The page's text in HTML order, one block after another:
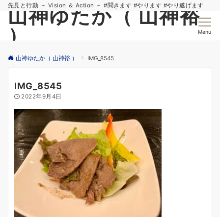
先見と行動 － Vision ＆ Action － #聞きます #やります #やり遂げます
山神ゆたか（ 山神裕
）
Menu
山神ゆたか（ 山神裕 ） IMG_8545
IMG_8545
2022年9月4日